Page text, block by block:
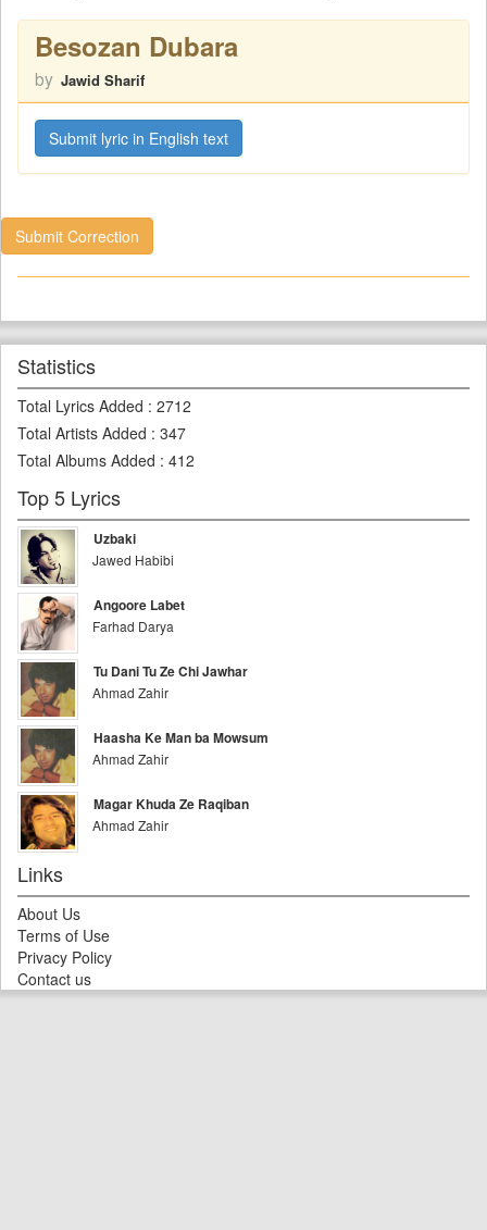
Besozan Dubara
by Jawid Sharif
Submit lyric in English text
Submit Correction
Statistics
Total Lyrics Added : 2712
Total Artists Added : 347
Total Albums Added : 412
Top 5 Lyrics
Uzbaki
Jawed Habibi
Angoore Labet
Farhad Darya
Tu Dani Tu Ze Chi Jawhar
Ahmad Zahir
Haasha Ke Man ba Mowsum
Ahmad Zahir
Magar Khuda Ze Raqiban
Ahmad Zahir
Links
About Us
Terms of Use
Privacy Policy
Contact us